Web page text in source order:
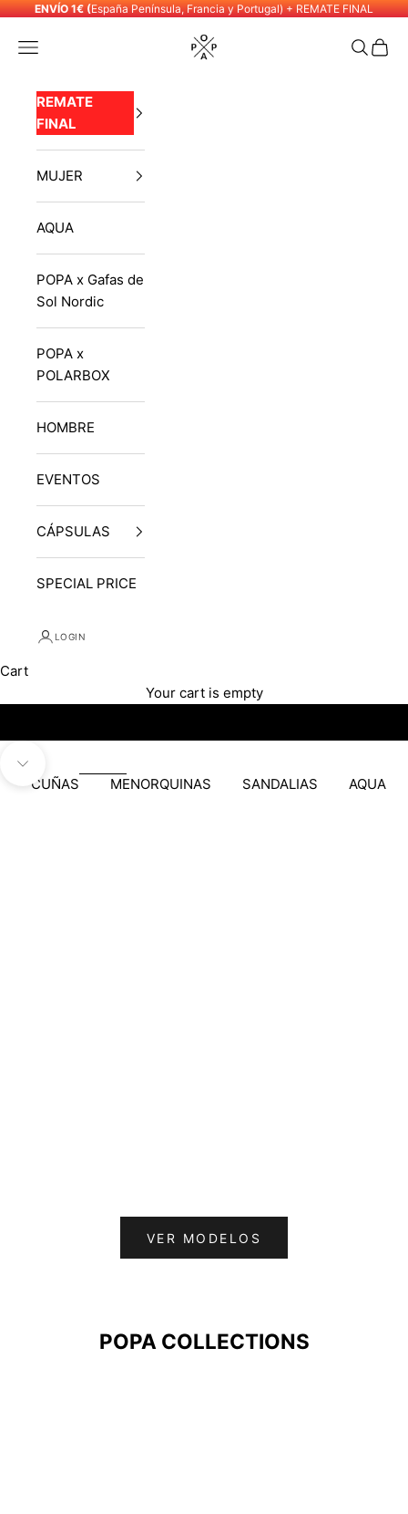
Skip to content
ENVÍO 1€ (España Península, Francia y Portugal) + REMATE FINAL
POPA
Navigation menu Search
Cart
REMATE
FINAL
MUJER
AQUA
POPA x Gafas de
Sol Nordic
POPA x
POLARBOX
HOMBRE
EVENTOS
CÁPSULAS
SPECIAL PRICE
LOGIN
Cart
Your cart is empty
Navigate to next section
CUÑAS MENORQUINAS SANDALIAS AQUA
VER MODELOS
POPA COLLECTIONS